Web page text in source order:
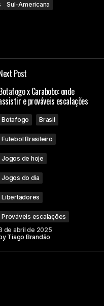
Sul-Americana
Post
x Carabobo: onde
e prováveis escalações
Botafogo Brasil
Futebol Brasileiro
Jogos de hoje
Jogos do dia
Libertadores
Prováveis escalações
de abril de 2025
Tiago Brandão